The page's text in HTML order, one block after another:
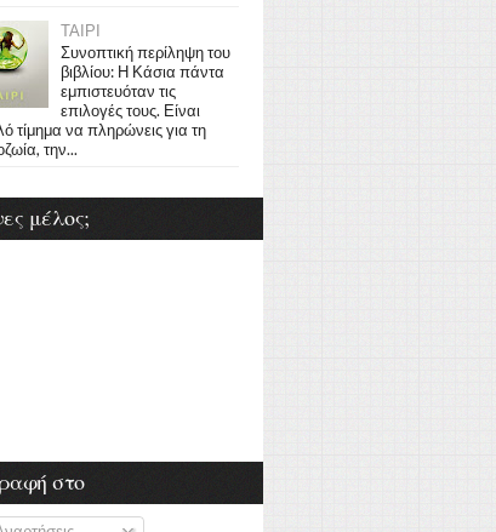
ΤΑΙΡΙ
Συνοπτική περίληψη του
βιβλίου: Η Κάσια πάντα
εμπιστευόταν τις
επιλογές τους. Είναι
τίμημα να πληρώνεις για τη
την...
μέλος;
στο